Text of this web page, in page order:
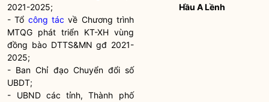
2021-2025;
- Tổ công tác về Chương trình
MTQG phát triển KT-XH vùng
đồng bào DTTS&MN gđ 2021-
2025;
- BanChỉ đạoChuyển đổi số
UBDT;
- UBND các tỉnh, Thành phố
Hầu A Lềnh